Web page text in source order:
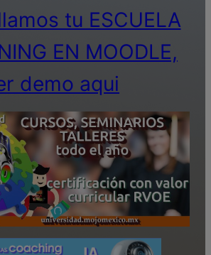
tu ESCUELA
EN MOODLE,
demo aqui